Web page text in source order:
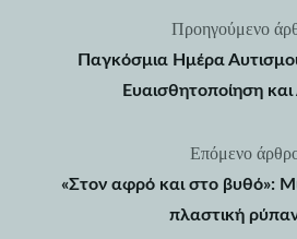
Προηγούμενο
Παγκόσμια Ημέρα
Ευαισθητοποίηση
Επόμενο
«Στον αφρό και στο βυθό»:
πλαστική